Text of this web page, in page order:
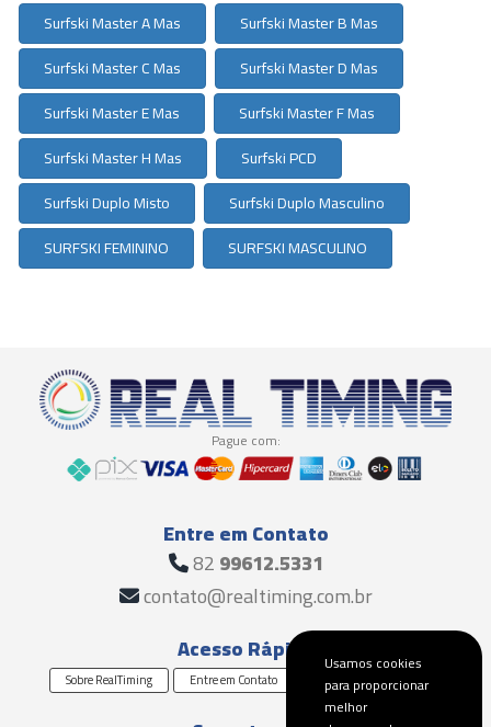
Surfski Master A Mas
Surfski Master B Mas
Surfski Master C Mas
Surfski Master D Mas
Surfski Master E Mas
Surfski Master F Mas
Surfski Master H Mas
Surfski PCD
Surfski Duplo Misto
Surfski Duplo Masculino
SURFSKI FEMININO
SURFSKI MASCULINO
Pague com:
Entre em Contato
8299612.5331
contato@realtiming.com.br
Acesso Rápido
Sobre RealTiming Entre em Contato Solicite um Orçamento
Usamos cookies
para proporcionar
melhor